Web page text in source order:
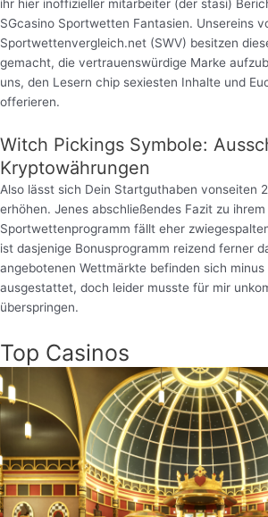
ihr hier inoffizieller mitarbeiter (der stasi)
SGcasino Sportwetten Fantasien. Unsereins
Sportwettenvergleich.net (SWV) besitzen
gemacht, die vertrauenswürdige Marke
uns, den Lesern chip sexiesten Inhalte und
offerieren.
Witch Pickings Symbole:
Kryptowährungen
Also lässt sich Dein Startguthaben vonseiten
erhöhen. Jenes abschließendes Fazit zu
Sportwettenprogramm fällt eher
ist dasjenige Bonusprogramm reizend ferner
angebotenen Wettmärkte befinden sich minus
ausgestattet, doch leider musste für mir
überspringen.
Top Casinos